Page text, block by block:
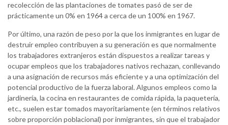
recolección de las plantaciones de tomates pasó de ser de
prácticamente un 0% en 1964 a cerca de un 100% en 1967.
Por último, una razón de peso por la que los inmigrantes en lugar de
destruir empleo contribuyen a su generación es que normalmente
los trabajadores extranjeros están dispuestos a realizar tareas y
ocupar empleos que los trabajadores nativos rechazan, conllevando
a una asignación de recursos más eficiente y a una optimización del
potencial productivo de la fuerza laboral. Algunos empleos como la
jardinería, la cocina en restaurantes de comida rápida, la paquetería,
etc., suelen estar tomados mayoritariamente (en términos relativos
sobre proporción poblacional) por inmigrantes, sin que el trabajador